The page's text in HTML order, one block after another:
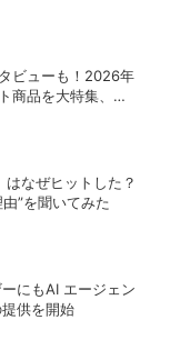
ビューも！2026年
商品を大特集、
なぜヒットした？
”を聞いてみた
にもAI エージェン
供を開始